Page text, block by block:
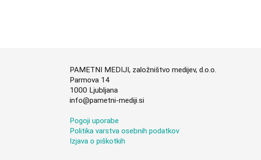
PAMETNI MEDIJI, založništvo medijev, d.o.o.
Parmova 14
1000 Ljubljana
info@pametni-mediji.si
Pogoji uporabe
Politika varstva osebnih podatkov
Izjava o piškotkih